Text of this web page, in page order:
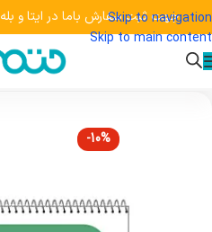
Skip to navigation
Skip to main content
جهت ثبت سفارش باما در ایتا و بله در
-10%